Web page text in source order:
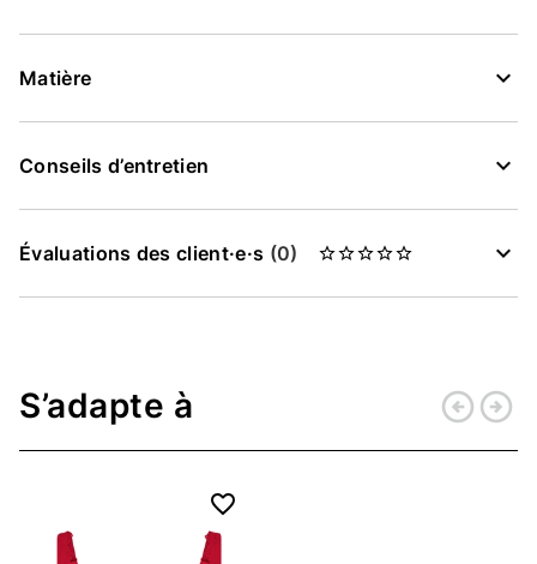
Matière
Conseils d’entretien
Évaluations des client·e·s (0)
S’adapte à arrow_circle_leftarrow_circle_right